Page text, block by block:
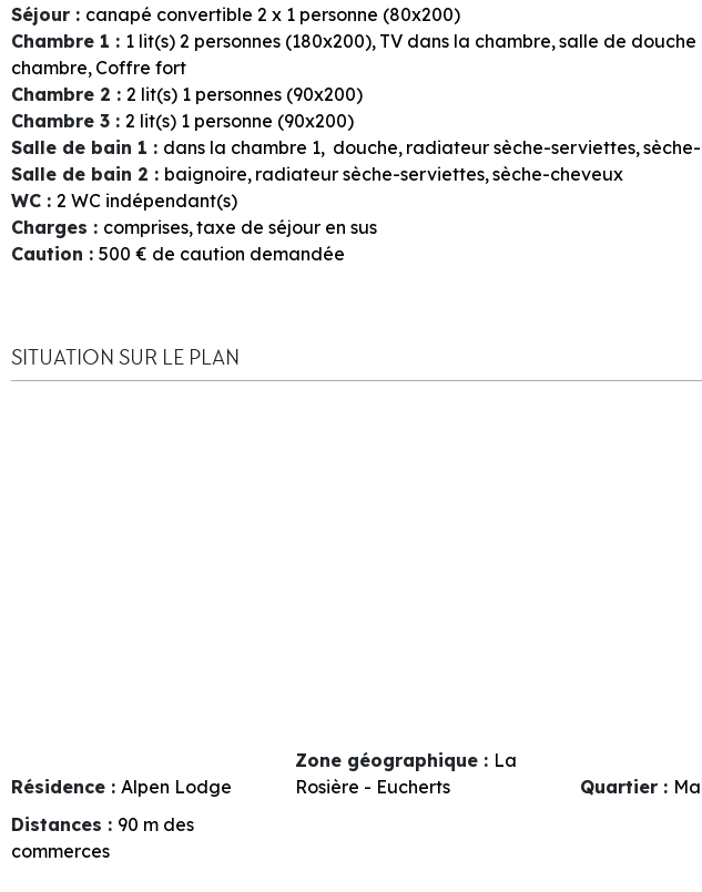
Séjour : canapé convertible 2 x 1 personne (80x200)
Chambre 1 : 1 lit(s) 2 personnes (180x200) TV dans la chambre salle de douche
chambre Coffre fort
Chambre 2 : 2 lit(s) 1 personnes (90x200)
Chambre 3 : 2 lit(s) 1 personne (90x200)
Salle de bain 1 : dans la chambre 1 douche radiateur sèche-serviettes
Salle de bain 2 : baignoire radiateur sèche-serviettes sèche-cheveux
WC : 2 WC indépendant(s)
Charges : comprises taxe de séjour en sus
Caution : 500 € de caution demandée
SITUATION SUR LE PLAN
Résidence : Alpen Lodge
Zone géographique : La
Rosière - Eucherts
Quartier :
Distances : 90 m des
commerces